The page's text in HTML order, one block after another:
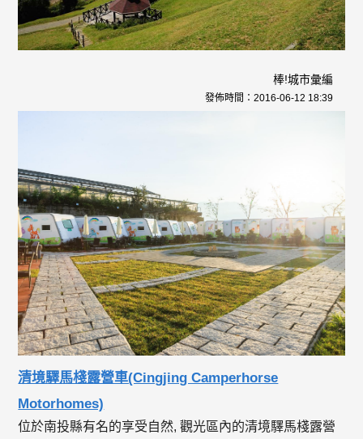
棒!城市彙編
發佈時間： 2016-06-12 18:39
清境驛馬棧露營車(Cingjing Camperhorse
Motorhomes)
位於南投縣有名的享受自然, 觀光區內的清境驛馬棧露營